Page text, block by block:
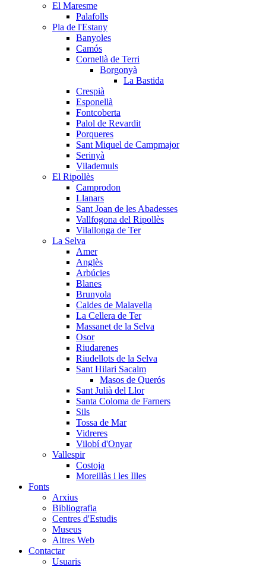
El Maresme
Palafolls
Pla de l'Estany
Banyoles
Camós
Cornellà de Terri
Borgonyà
La Bastida
Crespià
Esponellà
Fontcoberta
Palol de Revardit
Porqueres
Sant Miquel de Campmajor
Serinyà
Vilademuls
El Ripollès
Camprodon
Llanars
Sant Joan de les Abadesses
Vallfogona del Ripollès
Vilallonga de Ter
La Selva
Amer
Anglès
Arbúcies
Blanes
Brunyola
Caldes de Malavella
La Cellera de Ter
Massanet de la Selva
Osor
Riudarenes
Riudellots de la Selva
Sant Hilari Sacalm
Masos de Querós
Sant Julià del Llor
Santa Coloma de Farners
Sils
Tossa de Mar
Vidreres
Vilobí d'Onyar
Vallespir
Costoja
Moreillàs i les Illes
Fonts
Arxius
Bibliografia
Centres d'Estudis
Museus
Altres Web
Contactar
Usuaris